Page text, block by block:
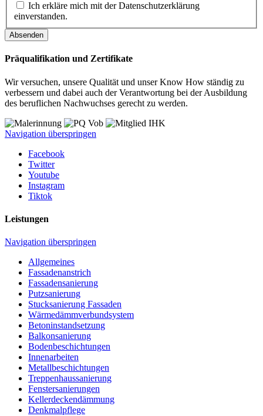
Ich erkläre mich mit der Datenschutzerklärung
einverstanden.
Absenden
Präqualifikation und Zertifikate
Wir versuchen, unsere Qualität und unser Know How ständig zu
verbessern und dabei auch der Verantwortung bei der Ausbildung
des beruflichen Nachwuchses gerecht zu werden.
Navigation überspringen
Facebook
Twitter
Youtube
Instagram
Tiktok
Leistungen
Navigation überspringen
Allgemeines
Fassadenanstrich
Fassadensanierung
Putzsanierung
Stucksanierung Fassaden
Wärmedämmverbundsystem
Betoninstandsetzung
Balkonsanierung
Bodenbeschichtungen
Innenarbeiten
Metallbeschichtungen
Treppenhaussanierung
Fenstersanierungen
Kellerdeckendämmung
Denkmalpflege